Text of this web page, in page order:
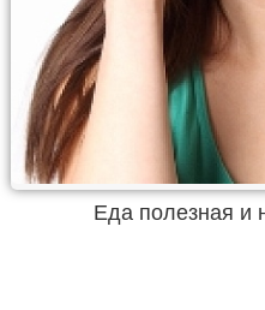
Еда полезная и